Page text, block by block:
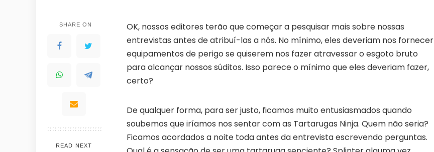
💎 100% FREE to join
No subscription, no credit card required —
⚡Tricks BEFORE website
Get exclusive codes and strategies before
anyone else
fast, they expire
🚫 Zero Ads • Zero Spam
No promotions, no junk — just pure
📲Instant Telegram Delivery
Everything arrives directly — faster than
websites or email
SHARE ON
READ NEXT
OK, nossos editores terão que começar a pesquisar mais sobre nossas
entrevistas antes de atribuí-las a nós. No mínimo, eles deveriam nos fornecer
equipamentos de perigo se quiserem nos fazer atravessar o esgoto bruto
para alcançar nossos súditos. Isso parece o mínimo que eles deveriam fazer,
certo?
De qualquer forma, para ser justo, ficamos muito entusiasmados quando
soubemos que iríamos nos sentar com as Tartarugas Ninja. Quem não seria?
Ficamos acordados a noite toda antes da entrevista escrevendo perguntas.